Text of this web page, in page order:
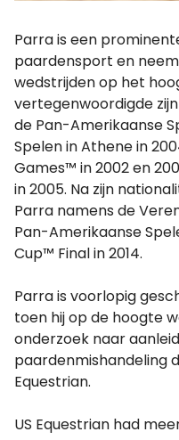
Parra is een
paardensport en
wedstrijden op het
vertegenwoordigde
de Pan-Amerikaanse
Spelen in Athene in
Games™ in 2002 en
in 2005. Na zijn
Parra namens de
Pan-Amerikaanse
Cup™ Final in 2014.
Parra is voorlopig
toen hij op de hoogte
onderzoek naar
paardenmishandeling
Equestrian.
US Equestrian had